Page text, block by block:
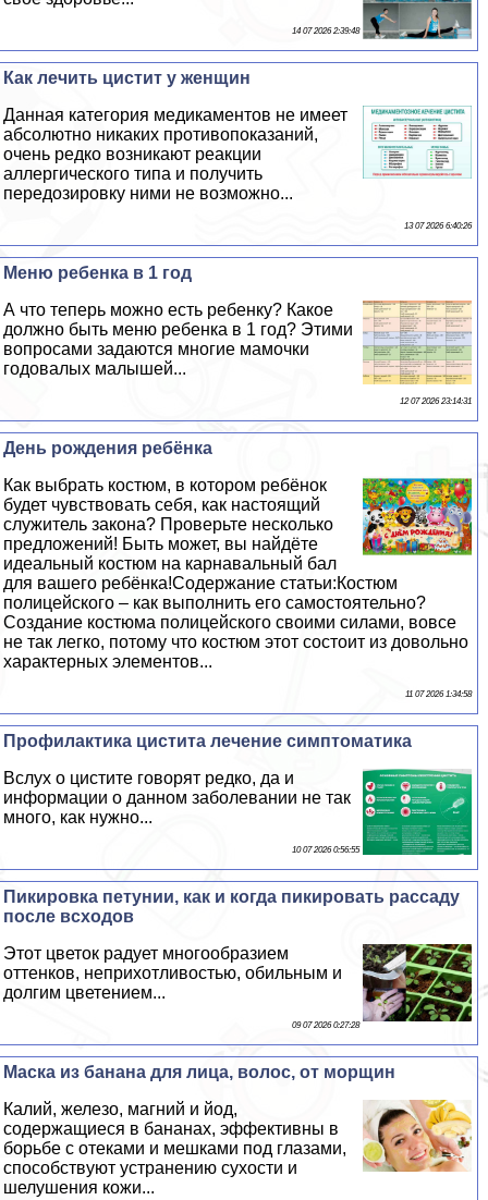
14 07 2026 2:39:48
Как лечить цистит у женщин
Данная категория медикаментов не имеет
абсолютно никаких противопоказаний,
очень редко возникают реакции
аллергического типа и получить
передозировку ними не возможно...
13 07 2026 6:40:26
Меню ребенка в 1 год
А что теперь можно есть ребенку? Какое
должно быть меню ребенка в 1 год? Этими
вопросами задаются многие мамочки
годовалых малышей...
12 07 2026 23:14:31
День рождения ребёнка
Как выбрать костюм, в котором ребёнок
будет чувствовать себя, как настоящий
служитель закона? Проверьте несколько
предложений! Быть может, вы найдёте
идеальный костюм на карнавальный бал
для вашего ребёнка!Содержание статьи:Костюм
полицейского – как выполнить его самостоятельно?
Создание костюма полицейского своими силами, вовсе
не так легко, потому что костюм этот состоит из довольно
хаpaктерных элементов...
11 07 2026 1:34:58
Профилактика цистита лечение симптоматика
Вслух о цистите говорят редко, да и
информации о данном заболевании не так
много, как нужно...
10 07 2026 0:56:55
Пикировка петунии, как и когда пикировать рассаду
после всходов
Этот цветок радует многообразием
оттенков, неприхотливостью, обильным и
долгим цветением...
09 07 2026 0:27:28
Маска из банана для лица, волос, от морщин
Калий, железо, магний и йод,
содержащиеся в бананах, эффективны в
борьбе с отеками и мешками под глазами,
способствуют устранению сухости и
шелушения кожи...